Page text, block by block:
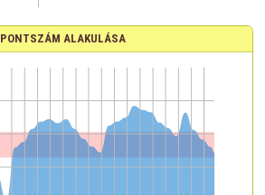
PONTSZÁM ALAKULÁSA